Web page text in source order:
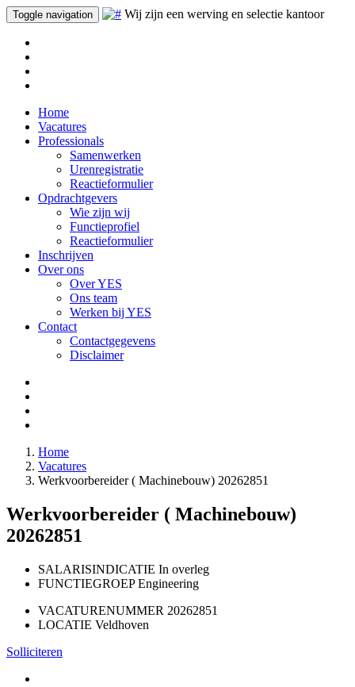
Toggle navigation Wij zijn een werving en selectie kantoor
Home
Vacatures
Professionals
Samenwerken
Urenregistratie
Reactieformulier
Opdrachtgevers
Wie zijn wij
Functieprofiel
Reactieformulier
Inschrijven
Over ons
Over YES
Ons team
Werken bij YES
Contact
Contactgegevens
Disclaimer
Home
Vacatures
Werkvoorbereider ( Machinebouw) 20262851
Werkvoorbereider ( Machinebouw)
20262851
SALARISINDICATIE In overleg
FUNCTIEGROEP Engineering
VACATURENUMMER 20262851
LOCATIE Veldhoven
Solliciteren